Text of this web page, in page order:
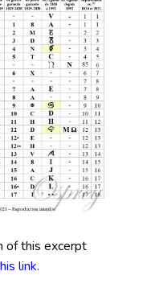
of this excerpt
link.